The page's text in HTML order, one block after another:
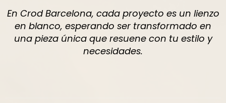
En Crod Barcelona, cada proyecto es un lienzo
en blanco, esperando ser transformado en
una pieza única que resuene con tu estilo y
necesidades.